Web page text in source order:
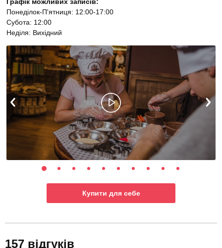
Понеділок-П'ятниця: 12:00-17:00
Субота: 12:00
Неділя: Вихідний
Купити для себе
157 відгуків